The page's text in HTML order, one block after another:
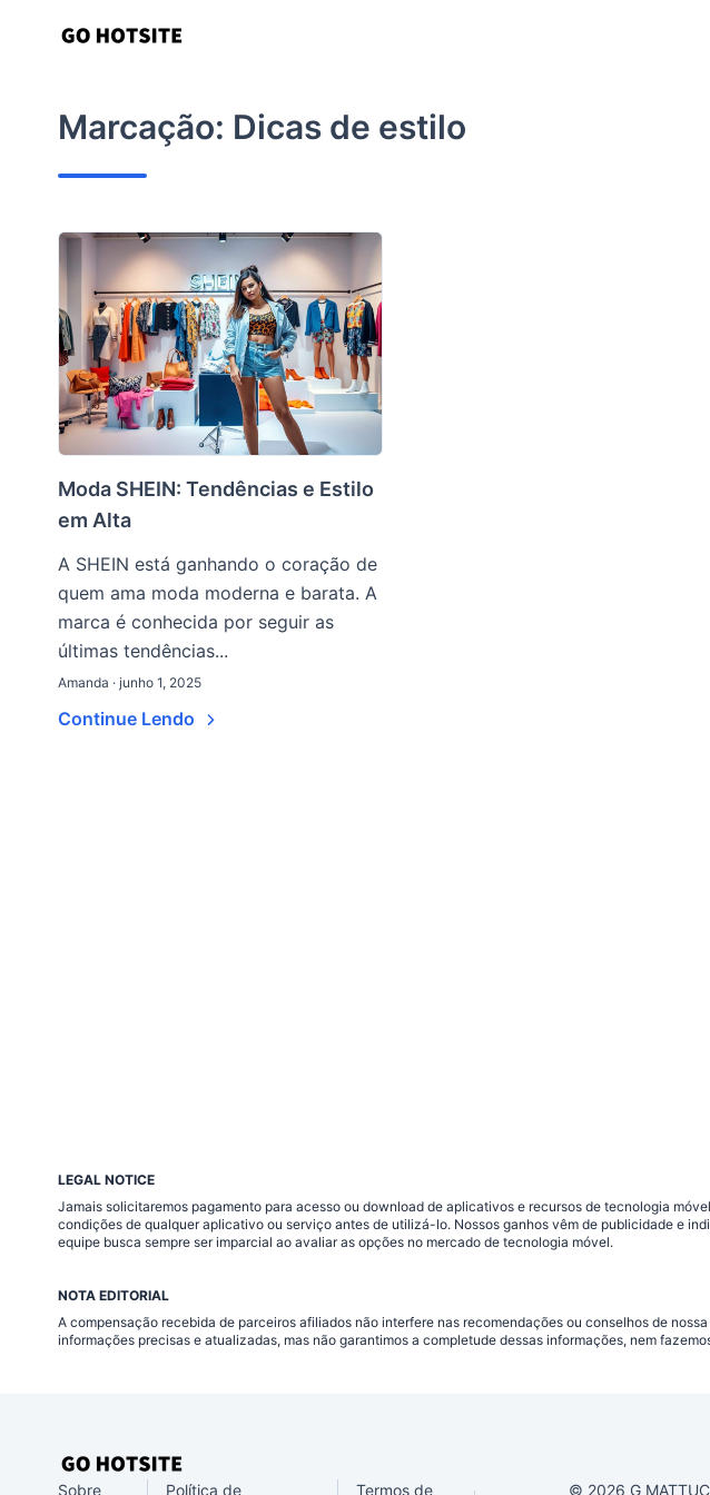
conteúdoMarcação: Dicas de estilo
Moda SHEIN: Tendências e Estilo
em Alta
A SHEIN está ganhando o coração de
quem ama moda moderna e barata. A
marca é conhecida por seguir as
últimas tendências...
Amanda · junho 1, 2025
Continue Lendo
LEGAL NOTICE
Jamais solicitaremos pagamento para acesso ou download de aplicativos e recursos de tecnologia
condições de qualquer aplicativo ou serviço antes de utilizá-lo. Nossos ganhos vêm de publicidade e
equipe busca sempre ser imparcial ao avaliar as opções no mercado de tecnologia móvel.
NOTA EDITORIAL
A compensação recebida de parceiros afiliados não interfere nas recomendações ou conselhos de
informações precisas e atualizadas, mas não garantimos a completude dessas informações, nem
Sobre Política de Termos de © 2026 G